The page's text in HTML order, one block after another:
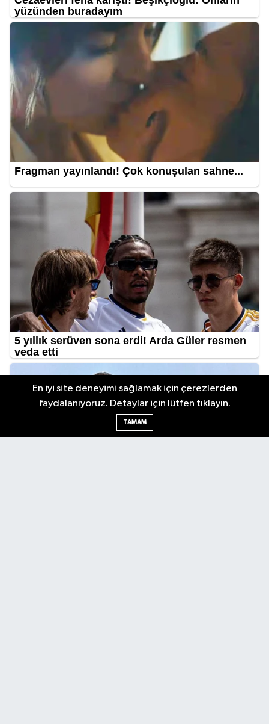
En iyi site deneyimi sağlamak için çerezlerden
faydalanıyoruz. Detaylar için lütfen tıklayın.
TAMAM